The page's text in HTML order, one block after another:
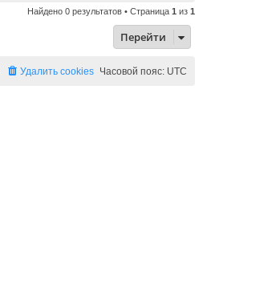
Найдено 0 результатов • Страница 1 из 1
Перейти
Часовой пояс: UTC
Удалить cookies